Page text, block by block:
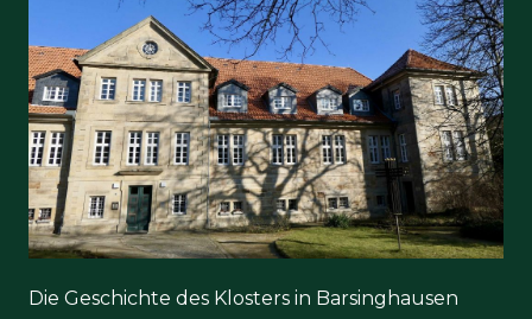
Die Geschichte des Klosters in Barsinghausen